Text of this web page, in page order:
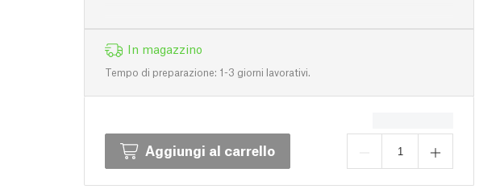
In magazzino
Tempo di preparazione: 1-3 giorni lavorativi.
Aggiungi al carrello